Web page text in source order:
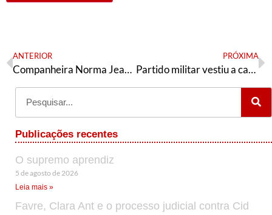
ANTERIOR
Companheira Norma Jeane Esteves, presente!
PRÓXIMA
Partido militar vestiu a carapuça
Publicações recentes
O supremo aprendiz
5 de agosto de 2026
Leia mais »
Favre, Clara Ant e o processo judicial contra Cid